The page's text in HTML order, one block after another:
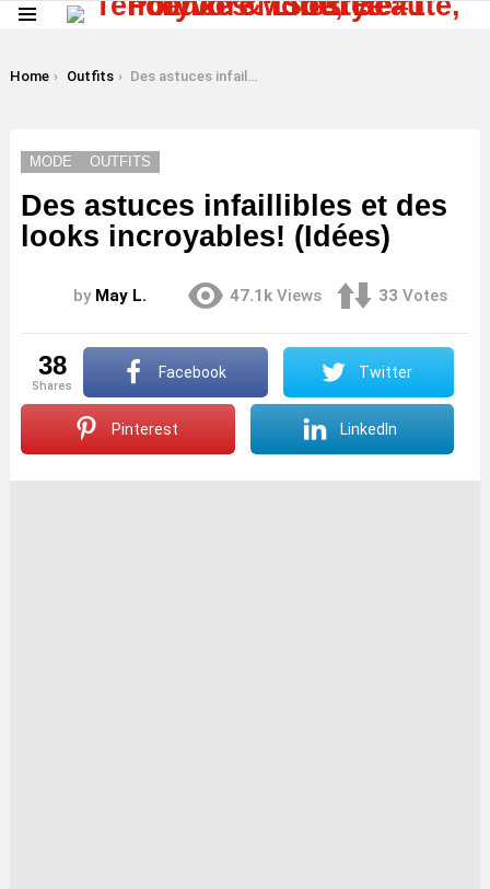
You are here:
Home Outfits Des astuces infaillibles et des looks incroyables! (Idées)
MODE OUTFITS
Des astuces infaillibles et des
looks incroyables! (Idées)
by May L. 47.1k Views 33 Votes
38
shares
Facebook Twitter
Pinterest LinkedIn